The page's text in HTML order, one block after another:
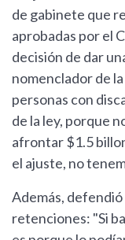
de gabinete que
aprobadas por el
decisión de dar
nomenclador de
personas con
de la ley, porque
afrontar $1.5
el ajuste, no
Además,
retenciones: "Si